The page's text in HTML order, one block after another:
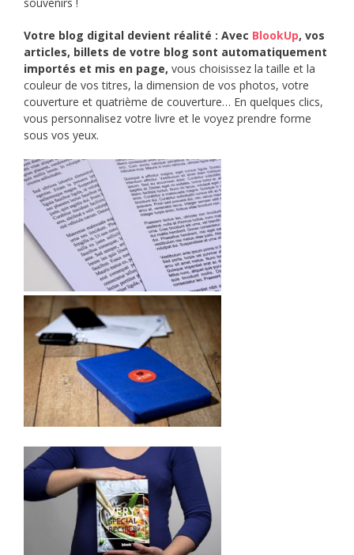
Votre blog digital devient réalité : Avec BlookUp, vos
articles, billets de votre blog sont automatiquement
importés et mis en page, vous choisissez la taille et la
couleur de vos titres, la dimension de vos photos, votre
couverture et quatrième de couverture… En quelques clics,
vous personnalisez votre livre et le voyez prendre forme
sous vos yeux.